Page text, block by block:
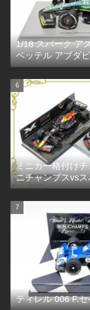
1/18 スパーク ア
ベッテル アブダ
ミニカー格付け
ニチャンプスvs
ティレル 006 F.